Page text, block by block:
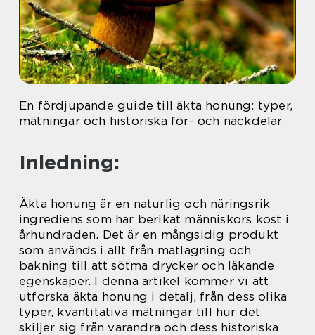
En fördjupande guide till äkta honung: typer,
mätningar och historiska för- och nackdelar
Inledning:
Äkta honung är en naturlig och näringsrik
ingrediens som har berikat människors kost i
århundraden. Det är en mångsidig produkt
som används i allt från matlagning och
bakning till att sötma drycker och läkande
egenskaper. I denna artikel kommer vi att
utforska äkta honung i detalj, från dess olika
typer, kvantitativa mätningar till hur det
skiljer sig från varandra och dess historiska